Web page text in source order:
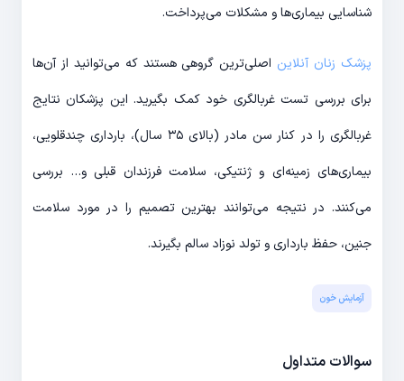
شناسایی بیماری‌ها و مشکلات می‌پرداخت.
پزشک زنان آنلاین اصلی‌ترین گروهی هستند که می‌توانید از آن‌ها
برای بررسی تست غربالگری خود کمک بگیرید. این پزشکان نتایج
غربالگری را در کنار سن مادر (بالای ۳۵ سال)، بارداری چندقلویی،
بیماری‌های زمینه‌ای و ژنتیکی، سلامت فرزندان قبلی و… بررسی
می‌کنند. در نتیجه می‌توانند بهترین تصمیم را در مورد سلامت
جنین، حفظ بارداری و تولد نوزاد سالم بگیرند.
آزمایش خون
سوالات متداول